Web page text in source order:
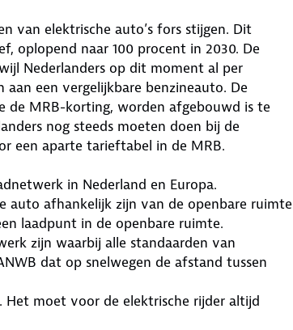
van elektrische auto’s fors stijgen. Dit
oplopend naar 100 procent in 2030. De
Nederlanders op dit moment al per
een vergelijkbare benzineauto. De
de MRB-korting, worden afgebouwd is te
nog steeds moeten doen bij de
een aparte tarieftabel in de MRB.
in Nederland en Europa.
auto afhankelijk zijn van de openbare ruimte
laadpunt in de openbare ruimte.
zijn waarbij alle standaarden van
dat op snelwegen de afstand tussen
Het moet voor de elektrische rijder altijd